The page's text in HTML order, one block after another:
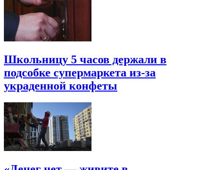
Школьницу 5 часов держали в
подсобке супермаркета из-за
украденной конфеты